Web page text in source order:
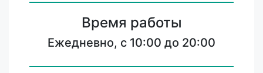
Время работы
Ежедневно, с 10:00 до 20:00